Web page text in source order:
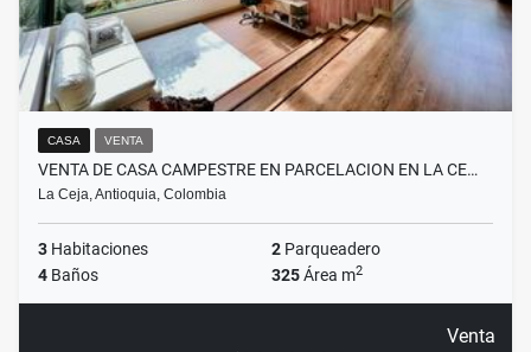
CASA VENTA
VENTA DE CASA CAMPESTRE EN PARCELACION EN LA CE…
La Ceja, Antioquia, Colombia
3 Habitaciones 2 Parqueadero
4 Baños 325Área m2
Venta